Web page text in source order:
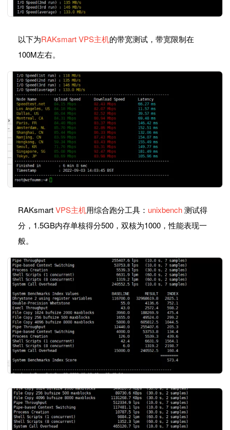
以下为RAKsmart VPS主机的带宽测试，带宽限制在
100M左右。
RAKsmartVPS主机用综合跑分工具： unixbench测试得
分，1.5GB内存单核得分500，双核为1000，性能表现一
般。